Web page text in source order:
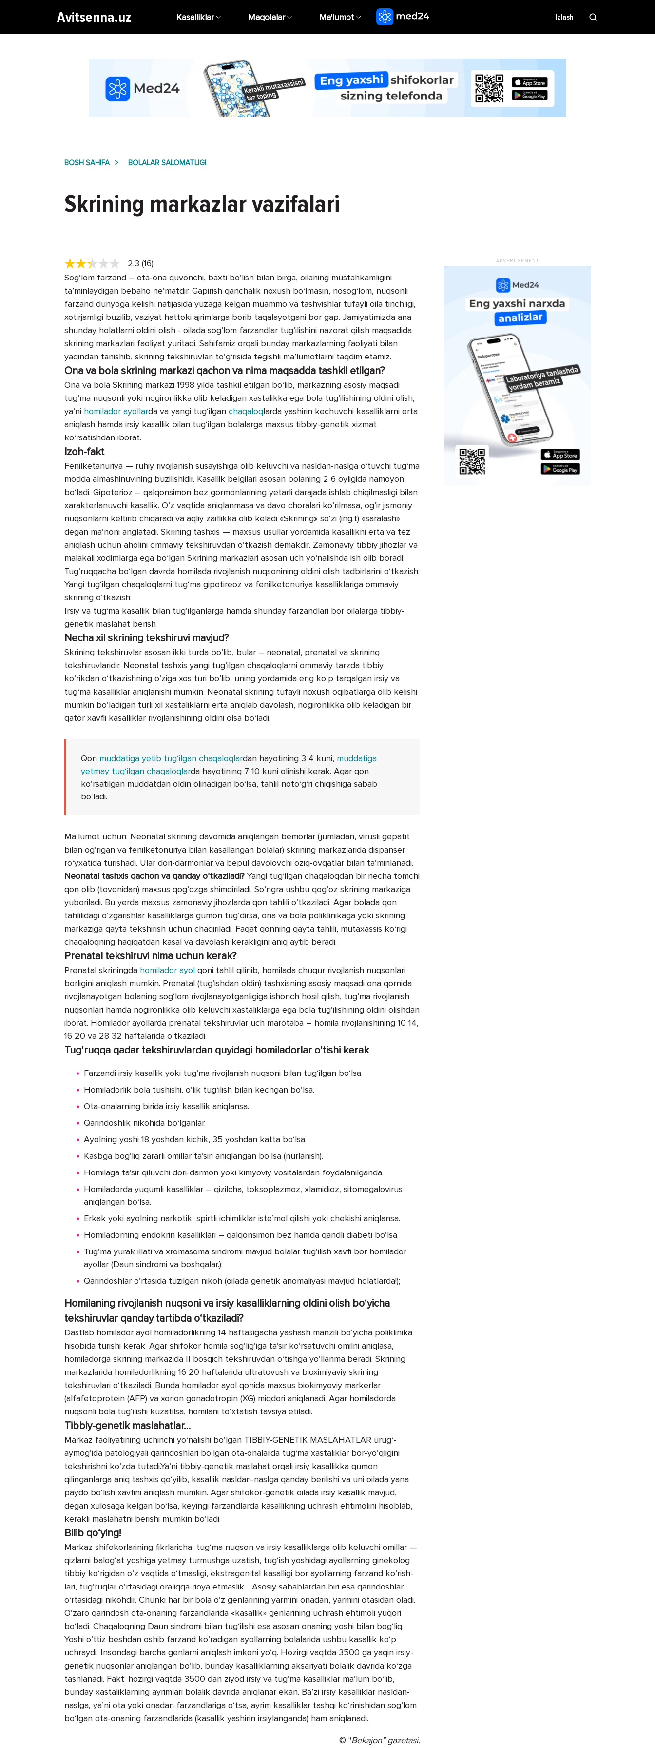
Avitsenna.uz Kasalliklar Maqolalar Ma'lumot Izlash
BOSH SAHIFA BOLALAR SALOMATLIGI
Skrining markazlar vazifalari
2.3 (16)
Sog‘lom farzand – ota-ona quvonchi, baxti bo‘lish bilan birga, oilaning mustahkamligini
ta’minlaydigan bebaho ne’matdir. Gapirish qanchalik noxush bo‘lmasin, nosog‘lom, nuqsonli
farzand dunyoga kelishi natijasida yuzaga kelgan muammo va tashvishlar tufayli oila tinchligi,
xotirjamligi buzilib, vaziyat hattoki ajrimlarga borib taqalayotgani bor gap. Jamiyatimizda ana
shunday holatlarni oldini olish - oilada sog‘lom farzandlar tug‘ilishini nazorat qi­lish maqsadida
skrining markazlari faoliyat yuritadi. Sahifamiz orqali bunday markazlarning faoliyati bilan
yaqindan tanishib, skrining tekshiruvlari to‘g‘risida tegishli ma’lumotlarni taqdim etamiz.
Ona va bola skrining markazi qachon va nima maqsadda tashkil etilgan?
Ona va bola Skrining markazi 1998 yilda tashkil etilgan bo‘lib, markazning asosiy maqsadi
tug‘ma nuqsonli yoki nogironlikka olib keladigan xastalikka ega bola tug‘ilishining oldini olish,
ya’ni ho­milador ayollarda va yangi tug‘ilgan chaqaloqlarda yashirin kechuvchi kasalliklarni erta
aniqlash ham­da irsiy kasallik bilan tug‘ilgan bolalarga maxsus tibbiy-genetik xizmat
ko‘rsatishdan iborat.
Izoh-fakt
Fenilketanuriya — ruhiy rivojlanish susayishiga olib keluvchi va nasldan-naslga o‘tuvchi tug‘ma
modda almashinuvining buzilishidir. Kasallik belgilari asosan bolaning 2 6 oyligida namoyon
bo‘ladi. Gipoterioz – qalqonsimon bez gormonlarining yetarli darajada ishlab chiqilmasligi bilan
xarakterlanuvchi kasallik. O‘z vaqtida aniqlanmasa va davo choralari ko‘rilmasa, og‘ir jismoniy
nuqsonlarni keltirib chiqaradi va aqliy zaiflikka olib keladi «Skrining» so‘zi (ing.t) «saralash»
degan ma’noni anglatadi. Skrining tashxis — maxsus usullar yordamida kasallikni er­ta va tez
aniqlash uchun aholini ommaviy tekshiruvdan o‘tkazish demakdir. Zamonaviy tibbiy jihozlar va
malakali xodimlarga ega bo‘lgan Skrining markazlari asosan uch yo‘­nalishda ish olib boradi:
Tug‘ruqqacha bo‘lgan davrda homilada rivojlanish nuqsonining oldini olish tadbirlarini o‘tkazish;
Yangi tug‘ilgan chaqaloqlarni tug‘ma gipotireoz va fenilketonuriya kasalliklariga ommaviy
skrining o‘tkazish;
Irsiy va tug‘ma kasallik bilan tug‘ilganlarga hamda shunday farzandlari bor oilalarga tibbiy-
genetik maslahat berish
Necha xil skrining tekshiruvi mavjud?
Skrining tekshiruvlar asosan ikki turda bo‘lib, bular – neonatal, prenatal va skrining
tekshiruvlaridir. Neonatal tashxis yangi tug‘ilgan chaqaloqlarni ommaviy tarzda tibbiy
ko‘rikdan o‘tkazishning o‘ziga xos turi bo‘lib, uning yordamida eng ko‘p tarqalgan irsiy va
tug‘ma kasalliklar aniqlanishi mumkin. Neonatal skrining tufayli noxush oqibatlarga olib kelishi
mumkin bo‘ladigan turli xil xastaliklarni erta aniqlab davolash, nogironlikka olib keladigan bir
qator xavfli kasalliklar rivojlanishining oldini olsa bo‘ladi.
Qon muddatiga yetib tug‘ilgan chaqaloqlardan hayotining 3 4 kuni, muddatiga
yetmay tug‘ilgan chaqaloqlarda hayotining 7 10 kuni olinishi kerak. Agar qon
ko‘rsatilgan mud­datdan oldin olinadigan bo‘l­sa, tahlil noto‘g‘ri chiqishiga sabab
bo‘ladi.
Ma’lumot uchun: Neonatal skrining davomida aniqlangan bemorlar (jumladan, virusli gepatit
bilan og‘rigan va fenilketonuriya bilan kasallangan bolalar) skrining markazlarida dispanser
ro‘yxatida turishadi. Ular dori-darmonlar va bepul davolovchi oziq-ovqatlar bilan ta’minlanadi.
Neonatal tashxis qachon va qanday o‘tkaziladi? Yangi tug‘ilgan chaqaloqdan bir necha tomchi
qon olib (tovonidan) maxsus qog‘ozga shimdiriladi. So‘ng­ra ushbu qog‘oz skrining markaziga
yuboriladi. Bu yerda maxsus zamonaviy jihozlarda qon tahlili o‘tkaziladi. Agar bolada qon
tahlilidagi o‘zgarishlar kasalliklarga gumon tug‘dirsa, ona va bola poliklinikaga yoki skrining
markaziga qayta tekshirish uchun chaqiriladi. Faqat qonning qayta tahlili, mutaxassis ko‘rigi
chaqaloqning haqiqatdan kasal va davolash kerakligini aniq aytib beradi.
Prenatal tekshiruvi nima uchun kerak?
Prenatal skriningda homilador ayol qoni tahlil qilinib, homilada chuqur rivojlanish nuqsonlari
borligini aniqlash mumkin. Prenatal (tug‘ishdan oldin) tashxisning asosiy maqsadi ona qornida
rivojlanayotgan bolaning sog‘lom rivojlanayotganligiga ishonch hosil qilish, tug‘ma rivojlanish
nuqsonlari hamda nogironlikka olib keluvchi xastaliklarga ega bola tug‘ilishining oldini olishdan
iborat. Homilador ayollarda prenatal tekshiruvlar uch marotaba – homila rivojlanishining 10 14,
16 20 va 28 32 haftalarida o‘tkaziladi.
Tug‘ruqqa qadar tekshiruvlardan quyidagi homiladorlar o‘tishi kerak
Farzandi irsiy kasallik yoki tug‘ma rivojlanish nuqsoni bilan tug‘ilgan bo‘lsa.
Homiladorlik bola tushishi, o‘lik tug‘ilish bilan kechgan bo‘lsa.
Ota-onalarning birida irsiy kasallik aniqlansa.
Qarindoshlik nikohida bo‘l­ganlar.
Ayolning yoshi 18 yoshdan kichik, 35 yoshdan katta bo‘lsa.
Kasbga bog‘liq zararli omillar ta’siri aniqlangan bo‘l­sa (nurlanish).
Homilaga ta’sir qiluvchi do­ri-darmon yoki kimyoviy vositalardan foydalanilganda.
Homiladorda yuqumli kasalliklar – qizilcha, toksoplazmoz, xlamidioz, sitomegalovirus
aniqlangan bo‘lsa.
Erkak yoki ayolning narkotik, spirtli ichimliklar iste’mol qilishi yoki chekishi aniqlansa.
Homiladorning endokrin kasalliklari – qalqonsimon bez hamda qandli diabeti bo‘lsa.
Tug‘ma yurak illati va xromasoma sindromi mavjud bolalar tug‘ilish xavfi bor homilador
ayol­lar (Daun sindromi va boshqalar.);
Qarindoshlar o‘rtasida tuzilgan nikoh (oilada genetik anomaliyasi mavjud holatlarda!);
Homilaning rivojlanish nuqsoni va irsiy kasalliklarning oldini olish bo‘yicha
tekshiruvlar qanday tartibda o‘tkaziladi?
Dastlab homilador ayol homiladorlikning 14 haftasigacha yashash manzili bo‘yicha poliklinika
hisobida turishi kerak. Agar shifokor homila sog‘­lig‘iga ta’sir ko‘rsatuvchi omilni aniqlasa,
homiladorga skrining markazida II bosqich tekshiruvdan o‘tishga yo‘l­lanma beradi. Skrining
markazlarida ho­miladorlikning 16 20 haftalarida ultratovush va bioximiyaviy skrining
tekshiruvlari o‘tkaziladi. Bunda homilador ayol qonida maxsus biokimyoviy markerlar
(alfafetoprotein (AFP) va xorion gonadotropin (XG) miqdori aniqlanadi. Agar homiladorda
nuqsonli bola tug‘ilishi kuzatilsa, homilani to‘xtatish tavsiya etiladi.
Tibbiy-genetik maslahatlar…
Markaz faoliyatining uchinchi yo‘nalishi bo‘lgan TIBBIY-GЕNЕTIK MASLAHATLAR urug‘-
aymog‘ida patologiyali qarindoshlari bo‘lgan ota-onalarda tug‘ma xastaliklar bor-yo‘qligini
tekshirishni ko‘zda tutadi.Ya’ni tibbiy-genetik maslahat orqali irsiy kasallikka gu­mon
qilinganlarga aniq tashxis qo‘yilib, kasallik nasldan-naslga qanday berilishi va uni oilada yana
paydo bo‘lish xavfini aniqlash mumkin. Agar shifokor-genetik oilada irsiy kasallik mavjud,
degan xulosaga kelgan bo‘lsa, ke­yingi farzandlarda kasallikning uchrash ehtimolini hisoblab,
kerakli maslahatni berishi mumkin bo‘ladi.
Bilib qo‘ying!
Markaz shifokorlarining fikrlaricha, tug‘ma nuqson va irsiy kasalliklarga olib keluvchi omillar —
qizlarni balog‘at yoshiga yetmay turmushga uzatish, tug‘ish yoshidagi ayollarning ginekolog
tibbiy ko‘rigidan o‘z vaqtida o‘t­masligi, ekstragenital kasalligi bor ayollarning farzand ko‘­rish­
lari, tug‘ruqlar o‘r­tasidagi ora­liqqa rioya etmaslik… Asosiy sabablardan biri esa qarindoshlar
o‘rtasidagi nikohdir. Chunki har bir bola o‘z genlarining yarmini onadan, yarmini otasidan oladi.
O‘zaro qarindosh ota-onaning farzandlarida «kasallik» genlarining uchrash ehtimoli yuqori
bo‘ladi. Chaqaloqning Daun sindromi bilan tug‘ilishi esa asosan onaning yoshi bilan bog‘liq.
Yoshi o‘ttiz beshdan oshib farzand ko‘radigan ayollarning bolalarida ushbu kasallik ko‘p
uchraydi. Insondagi barcha genlarni aniqlash imkoni yo‘q. Hozirgi vaqtda 3500 ga yaqin irsiy-
genetik nuqsonlar aniqlangan bo‘lib, bunday kasalliklarning aksariyati bolalik davrida ko‘zga
tashlanadi. Fakt: hozirgi vaqtda 3500 dan ziyod irsiy va tug‘ma kasalliklar ma’lum bo‘lib,
bunday xastaliklarning ayrimlari bolalik davrida aniqlanar ekan. Ba’zi irsiy kasalliklar nasldan-
naslga, ya’­ni ota yoki onadan farzandlariga o‘tsa, ayrim kasalliklar tashqi ko‘rinishidan sog‘lom
bo‘lgan ota-onaning farzandlarida (kasallik yashirin irsiylanganda) ham aniqlanadi.
© "Bekajon" gazetasi.